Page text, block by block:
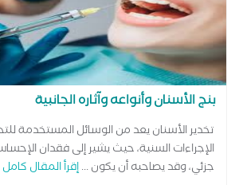
بنج الأسنان وأنواعه وآثاره الجانبية
تخدير الأسنان يعد من الوسائل المستخدمة
الإجراءات السنية، حيث يشير إلى فقدان
جزئي، وقد يصاحبه أن يكون ...إقرأ المقال كامل